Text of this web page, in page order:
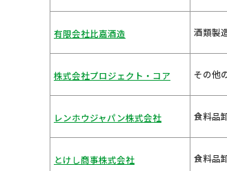
有限会社比嘉酒造 酒類製
株式会社プロジェクト・コア その他
レンホウジャパン株式会社 食料品
とけし商事株式会社 食料品